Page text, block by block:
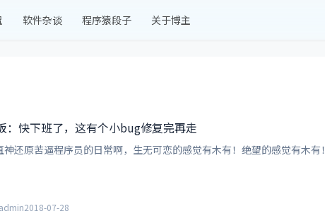
软件杂谈 程序猿段子 关于博主
：快下班了，这有个小bug修复完再走
神还原苦逼程序员的日常啊，生无可恋的感觉有木有！绝望的感觉有木有！
admin2018-07-28